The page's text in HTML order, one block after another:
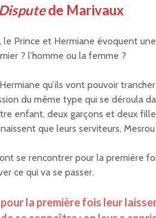
de Marivaux
Prince et Hermiane évoquent
? l’homme ou la femme ?
qu’ils vont pouvoir
du même type qui se déroula
enfant, deux garçons et deux
que leurs serviteurs, Mesrou
se rencontrer pour la première
ce qui va se passer.
la première fois leur